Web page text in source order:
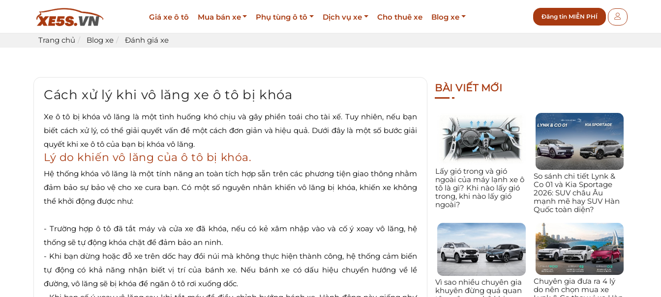
Giá xe ô tô Mua bán xe Phụ tùng ô tô Dịch vụ xe Cho thuê xe Blog xe Đăng tin MIỄN PHÍ
Trang chủ Blog xe Đánh giá xe
Cách xử lý khi vô lăng xe ô tô bị khóa
Xe ô tô bị khóa vô lăng là một tình huống khó chịu và gây phiền toái cho tài xế. Tuy nhiên, nếu bạn
biết cách xử lý, có thể giải quyết vấn đề một cách đơn giản và hiệu quả. Dưới đây là một số bước giải
quyết khi xe ô tô của bạn bị khóa vô lăng.
Lý do khiến vô lăng của ô tô bị khóa.
Hệ thống khóa vô lăng là một tính năng an toàn tích hợp sẵn trên các phương tiện giao thông nhằm
đảm bảo sự bảo vệ cho xe cura bạn. Có một số nguyên nhân khiến vô lăng bị khóa, khiến xe không
thể khởi động được như:
- Trường hợp ô tô đã tắt máy và cửa xe đã khóa, nếu có kẻ xâm nhập vào và cố ý xoay vô lăng, hệ
thống sẽ tự động khóa chặt để đảm bảo an ninh.
- Khi bạn dừng hoặc đỗ xe trên dốc hay đồi núi mà không thực hiện thành công, hệ thống cảm biến
tự động có khả năng nhận biết vị trí của bánh xe. Nếu bánh xe có dấu hiệu chuyển hướng về lề
đường, vô lăng sẽ bị khóa để ngăn ô tô rơi xuống dốc.
BÀI VIẾT MỚI
Lấy gió trong và gió
ngoài của máy lạnh xe ô
tô là gì? Khi nào lấy gió
trong, khi nào lấy gió
ngoài?
So sánh chi tiết Lynk &
Co 01 và Kia Sportage
2026: SUV châu Âu
mạnh mẽ hay SUV Hàn
Quốc toàn diện?
Vì sao nhiều chuyên gia
khuyên đừng quá quan
Chuyên gia đưa ra 4 lý
do nên chọn mua xe